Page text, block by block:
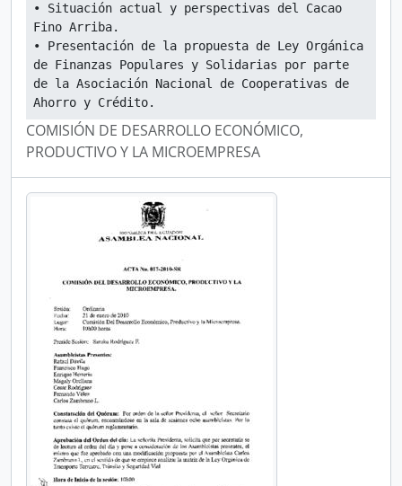
• Situación actual y perspectivas del Cacao
Fino Arriba.
• Presentación de la propuesta de Ley Orgánica
de Finanzas Populares y Solidarias por parte
de la Asociación Nacional de Cooperativas de
Ahorro y Crédito.
COMISIÓN DE DESARROLLO ECONÓMICO,
PRODUCTIVO Y LA MICROEMPRESA